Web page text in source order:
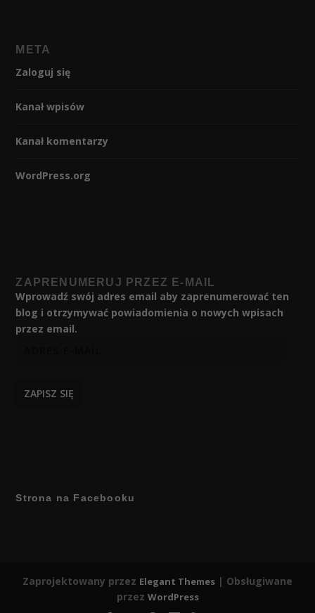
META
Zaloguj się
Kanał wpisów
Kanał komentarzy
WordPress.org
ZAPRENUMERUJ PRZEZ E-MAIL
Wprowadź swój adres email aby zaprenumerować ten
blog i otrzymywać powiadomienia o nowych wpisach
przez email.
ZAPISZ SIĘ
Strona na Facebooku
Zaprojektowany przez Elegant Themes | Obsługiwane
przez WordPress